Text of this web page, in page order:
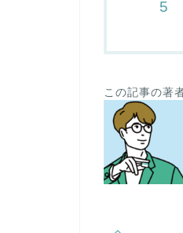
この記事の著